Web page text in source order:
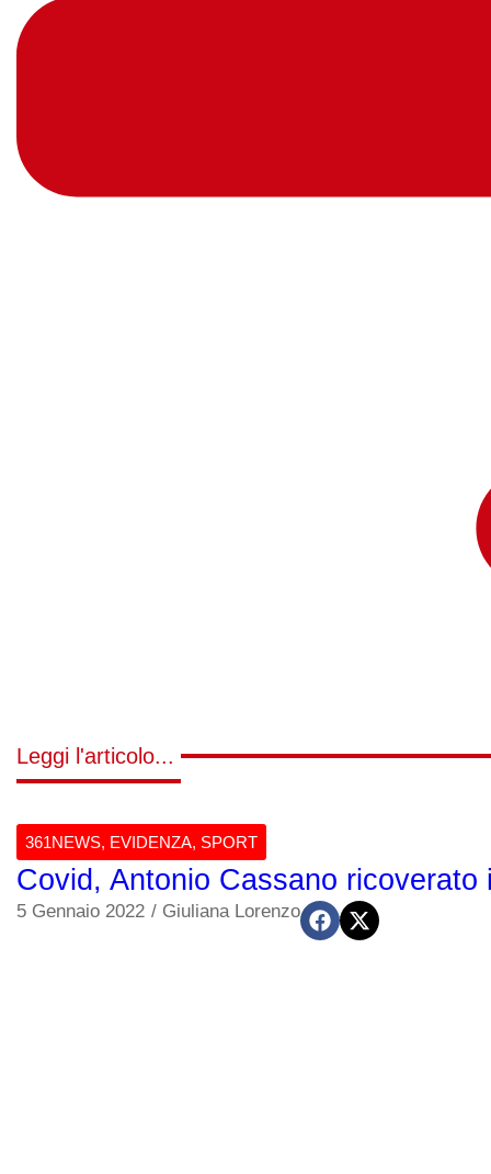
Leggi l'articolo...
361NEWS, EVIDENZA, SPORT
Covid, Antonio Cassano
5 Gennaio 2022 / Giuliana Lorenzo